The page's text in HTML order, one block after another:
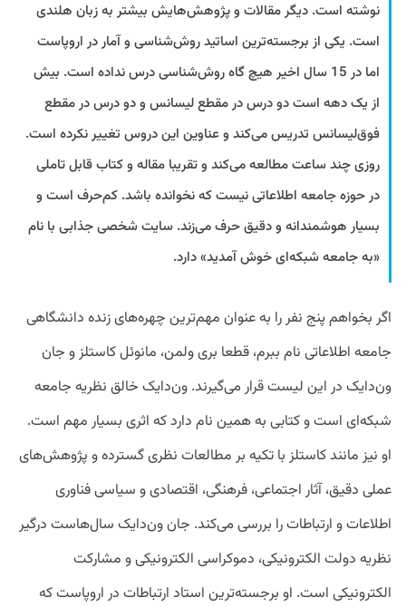
نوشته است. دیگر مقالات و پژوهش‌هایش بیشتر به زبان هلندی
است. یکی از برجسته‌ترین اساتید روش‌شناسی و آمار در اروپاست
اما در 15 سال اخیر هیچ گاه روش‌شناسی درس نداده است. بیش
از یک دهه است دو درس در مقطع لیسانس و دو درس در مقطع
فوق‌لیسانس تدریس می‌کند و عناوین این دروس تغییر نکرده است.
روزی چند ساعت مطالعه می‌کند و تقریبا مقاله و کتاب قابل تاملی
در حوزه جامعه اطلاعاتی نیست که نخوانده باشد. کم‌حرف است و
بسیار هوشمندانه و دقیق حرف می‌زند. سایت شخصی جذابی با نام
«به جامعه شبکه‌ای خوش آمدید» دارد.
اگر بخواهم پنج نفر را به عنوان مهم‌ترین چهره‌های زنده دانشگاهی
جامعه اطلاعاتی نام ببرم، قطعا بری ولمن، مانوئل کاستلز و جان
ون‌دایک در این لیست قرار می‌گیرند. ون‌دایک خالق نظریه جامعه
شبکه‌ای است و کتابی به همین نام دارد که اثری بسیار مهم است.
او نیز مانند کاستلز با تکیه بر مطالعات نظری گسترده و پژوهش‌های
عملی دقیق، آثار اجتماعی، فرهنگی، اقتصادی و سیاسی فناوری
اطلاعات و ارتباطات را بررسی می‌کند. جان ون‌دایک سال‌هاست درگیر
نظریه دولت الکترونیکی، دموکراسی الکترونیکی و مشارکت
الکترونیکی است. او برجسته‌ترین استاد ارتباطات در اروپاست که